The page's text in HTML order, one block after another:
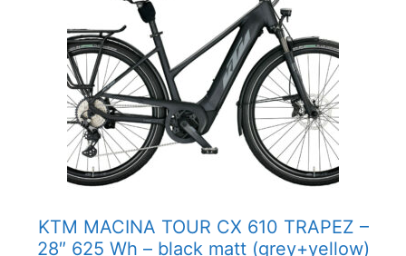
KTM MACINA TOUR CX 610 TRAPEZ –
28″ 625 Wh – black matt (grey+yellow)